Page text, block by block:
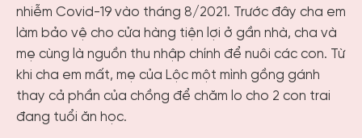
nhiễm Covid-19 vào tháng 8/2021. Trước đây cha em
làm bảo vệ cho cửa hàng tiện lợi ở gần nhà, cha và
mẹ cùng là nguồn thu nhập chính để nuôi các con. Từ
khi cha em mất, mẹ của Lộc một mình gồng gánh
thay cả phần của chồng để chăm lo cho 2 con trai
đang tuổi ăn học.